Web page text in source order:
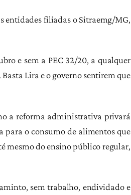
entidades filiadas o Sitraemg/MG,
e sem a PEC 32/20, a qualquer
Lira e o governo sentirem que
a reforma administrativa privará
para o consumo de alimentos que
mesmo do ensino público regular,
sem trabalho, endividado e